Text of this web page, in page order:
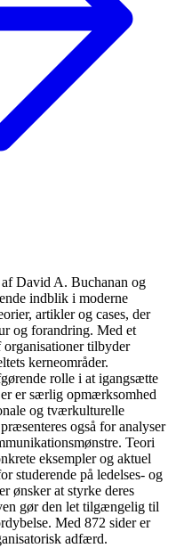
David A. Buchanan og
indblik i moderne
artikler og cases, der
og forandring. Med et
tilbyder
kerneområder.
rolle i at igangsætte
er særlig opmærksomhed
og tværkulturelle
også for analyser
Teori
eksempler og aktuel
studerende på ledelses- og
ønsker at styrke deres
gør den let tilgængelig til
Med 872 sider er
adfærd.